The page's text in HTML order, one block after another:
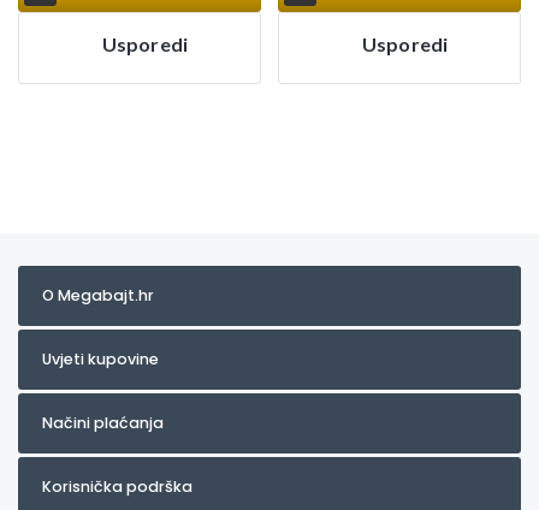
Usporedi Usporedi
O Megabajt.hr
Uvjeti kupovine
Načini plaćanja
Korisnička podrška